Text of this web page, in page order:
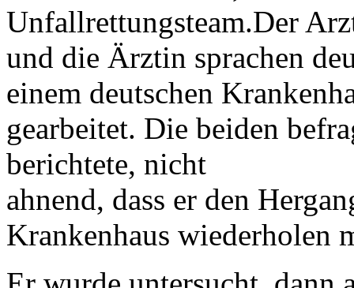
Unfallrettungsteam.Der
und die Ärztin sprachen
einem deutschen
gearbeitet. Die beiden
berichtete, nicht
ahnend, dass er den
Krankenhaus wiederholen